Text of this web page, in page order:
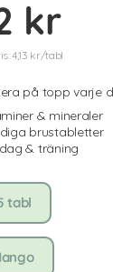
kr
4,13 kr/tabl
på topp varje
& mineraler
brustabletter
& träning
tabl